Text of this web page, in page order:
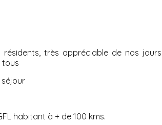
résidents, très appréciable de nos jours
tous
séjour
habitant à + de 100 kms.